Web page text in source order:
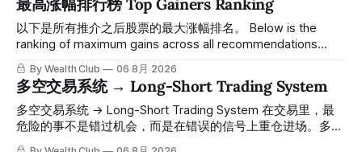
一路反弹，最高触及91，涨幅接近50%。 ⠀ 今天股价小幅回
调5.07%，收报85.33，仍然稳稳站在突破位置上方。 ⠀ 很多
人觉得交易辛苦，是因为把时间都花在自己画线、盯盘、分析
点。 ⠀ 而这套系统，已经帮你把大数据全部跑过一遍，市场
情绪、资金流向、趋势反转位置，全部自动分析整合，直接把
高胜率信号推送到你面前。 ⠀ 你需要做的，只是准备好一份
自己喜欢的公司清单，剩下的分析交给系统。 ⠀ 交易，本该
最高涨幅排行榜 Top Gainers Ranking
以下是所有推介之后股票的最大涨幅排名。 Below is the
ranking of maximum gains across all recommendations
since inclusion. 统计区间为2025年11月1日至2026年7月12
日。所有推介的入场价、目标价及推介日期，均在对应期数
「交易机会」文章发布时同步公开，时间戳可完整溯源，付费
会员随时可交叉核实。 The tracking period covers
November 1, 2025 to July 12, 2026. All entry prices, price
By Wealth Club 06 8月 2026
多空交易系统 → Long-Short Trading System
多空交易系统 → Long-Short Trading System 在交易里，最
危险的事不是错过机会，而是在错误的信号上重仓进场。多空
交易系统真正高胜率的交易，把最高确信度的市场结构，直接